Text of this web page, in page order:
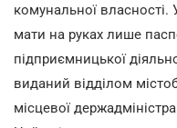
комунальної власності.
мати на руках лише
підприємницької
виданий відділом
місцевої